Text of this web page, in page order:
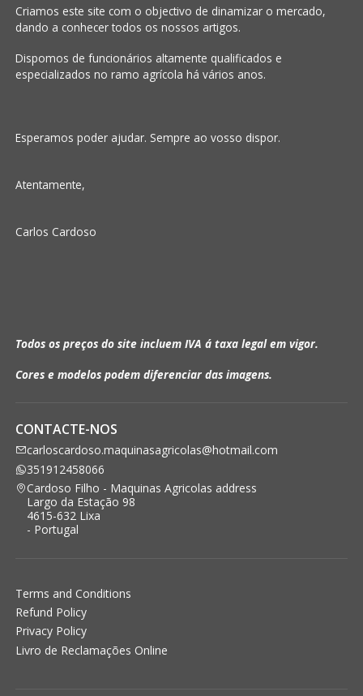
Criamos este site com o objectivo de dinamizar o mercado,
dando a conhecer todos os nossos artigos.
Dispomos de funcionários altamente qualificados e
especializados no ramo agrícola há vários anos.
Esperamos poder ajudar. Sempre ao vosso dispor.
Atentamente,
Carlos Cardoso
Todos os preços do site incluem IVA á taxa legal em vigor.
Cores e modelos podem diferenciar das imagens.
CONTACTE-NOS
carloscardoso.maquinasagricolas@hotmail.com
351912458066
Cardoso Filho - Maquinas Agricolas address
Largo da Estação 98
4615-632 Lixa
- Portugal
Terms and Conditions
Refund Policy
Privacy Policy
Livro de Reclamações Online